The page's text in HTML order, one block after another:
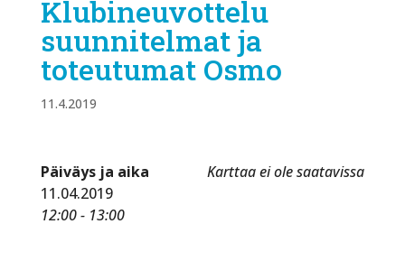
Klubineuvottelu
suunnitelmat ja
toteutumat Osmo
11.4.2019
Karttaa ei ole saatavissa
Päiväys ja aika
11.04.2019
12:00 - 13:00